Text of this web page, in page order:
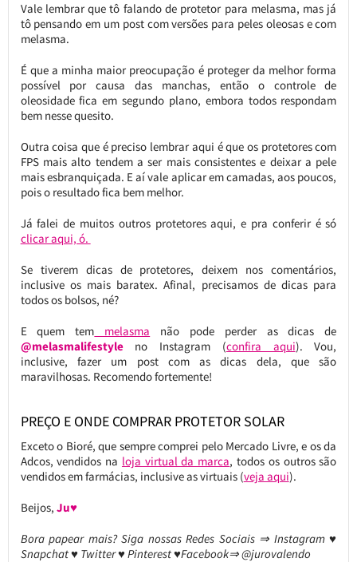
Vale lembrar que tô falando de protetor para melasma, mas já
tô pensando em um post com versões para peles oleosas e com
melasma.
É que a minha maior preocupação é proteger da melhor forma
possível por causa das manchas, então o controle de
oleosidade fica em segundo plano, embora todos respondam
bem nesse quesito.
Outra coisa que é preciso lembrar aqui é que os protetores com
FPS mais alto tendem a ser mais consistentes e deixar a pele
mais esbranquiçada. E aí vale aplicar em camadas, aos poucos,
pois o resultado fica bem melhor.
Já falei de muitos outros protetores aqui, e pra conferir é só
clicar aqui, ó.
Se tiverem dicas de protetores, deixem nos comentários,
inclusive os mais baratex. Afinal, precisamos de dicas para
todos os bolsos, né?
E quem tem melasma não pode perder as dicas de
@melasmalifestyleno Instagram (confira aqui). Vou,
inclusive, fazer um post com as dicas dela, que são
maravilhosas. Recomendo fortemente!
PREÇO E ONDE COMPRAR PROTETOR SOLAR
Exceto o Bioré, que sempre comprei pelo Mercado Livre, e os da
Adcos, vendidos na loja virtual da marca, todos os outros são
vendidos em farmácias, inclusive as virtuais (veja aqui).
Beijos, Ju♥
Bora papear mais? Siga nossas Redes Sociais ⇒ Instagram ♥
Snapchat ♥ Twitter ♥ Pinterest ♥Facebook⇒ @jurovalendo